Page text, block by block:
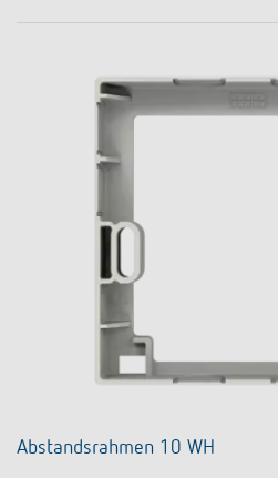
Abstandsrahmen 10 WH